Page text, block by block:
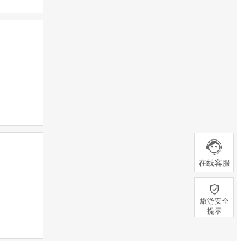
在线客服
旅游安全
提示